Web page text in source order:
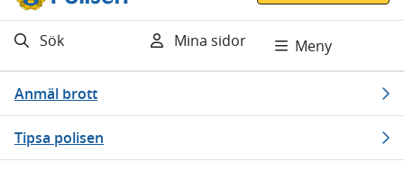
Sök Mina sidor Meny
Anmäl brott
Tipsa polisen